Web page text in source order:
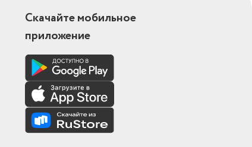
Скачайте мобильное
приложение